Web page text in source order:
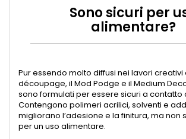
Sono sicuri per
alimentare?
Pur essendo molto diffusi nei lavori
découpage, il Mod Podge e il Medium
sono formulati per essere sicuri a contatto
Contengono polimeri acrilici, solventi e
migliorano l’adesione e la finitura, ma non
per un uso alimentare.